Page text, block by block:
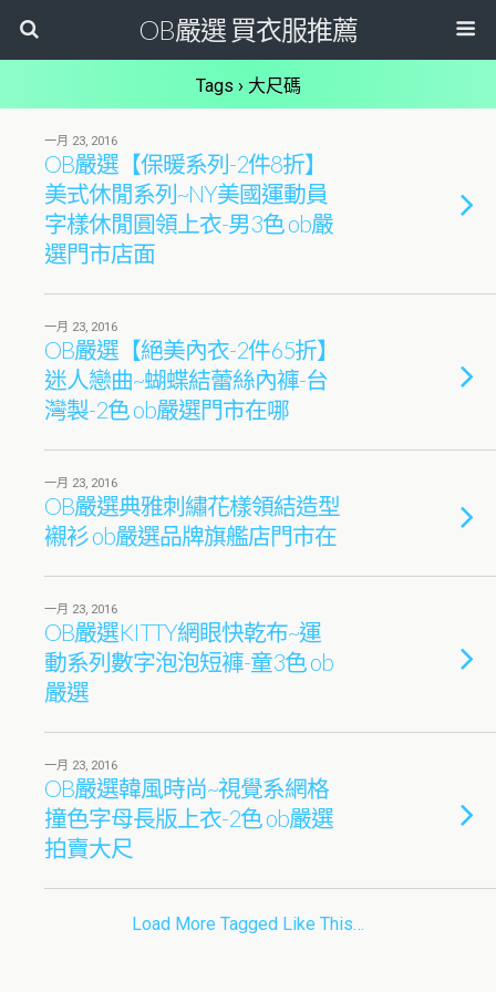
OB嚴選 買衣服推薦
Tags › 大尺碼
一月 23, 2016
OB嚴選【保暖系列-2件8折】
美式休閒系列~NY美國運動員
字樣休閒圓領上衣-男3色 ob嚴
選門市店面
一月 23, 2016
OB嚴選【絕美內衣-2件65折】
迷人戀曲~蝴蝶結蕾絲內褲-台
灣製-2色 ob嚴選門市在哪
一月 23, 2016
OB嚴選典雅刺繡花樣領結造型
襯衫 ob嚴選品牌旗艦店門市在
一月 23, 2016
OB嚴選KITTY網眼快乾布~運
動系列數字泡泡短褲-童3色 ob
嚴選
一月 23, 2016
OB嚴選韓風時尚~視覺系網格
撞色字母長版上衣-2色 ob嚴選
拍賣大尺
Load More Tagged Like This…